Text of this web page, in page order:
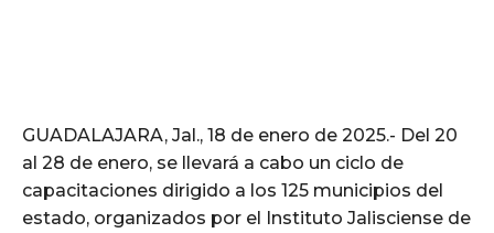
GUADALAJARA, Jal., 18 de enero de 2025.- Del 20
al 28 de enero, se llevará a cabo un ciclo de
capacitaciones dirigido a los 125 municipios del
estado, organizados por el Instituto Jalisciense de